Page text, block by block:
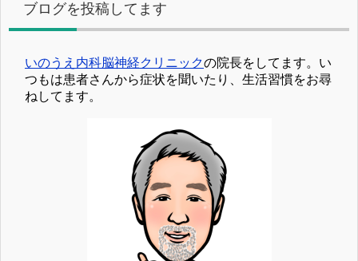
ブログを投稿してます
いのうえ内科脳神経クリニックの院長をしてます。い
つもは患者さんから症状を聞いたり、生活習慣をお尋
ねしてます。